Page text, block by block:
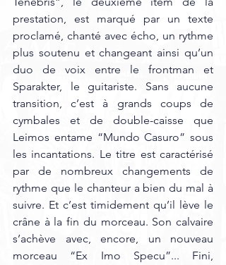
prestation, est marqué par un texte
proclamé, chanté avec écho, un rythme
plus soutenu et changeant ainsi qu’un
duo de voix entre le frontman et
Sparakter, le guitariste. Sans aucune
transition, c’est à grands coups de
cymbales et de double-caisse que
Leimos entame “Mundo Casuro” sous
les incantations. Le titre est caractérisé
par de nombreux changements de
rythme que le chanteur a bien du mal à
suivre. Et c’est timidement qu’il lève le
crâne à la fin du morceau. Son calvaire
s’achève avec, encore, un nouveau
morceau “Ex Imo Specu”... Fini,